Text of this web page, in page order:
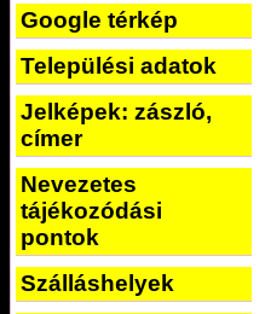
Google térkép
Települési adatok
Jelképek: zászló,
címer
Nevezetes
tájékozódási
pontok
Szálláshelyek